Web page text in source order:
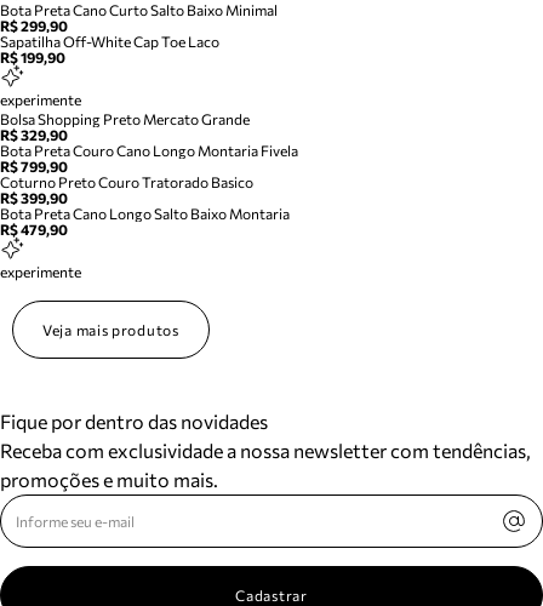
Bota Preta Cano Curto Salto Baixo Minimal
R$ 299,90
Sapatilha Off-White Cap Toe Laco
R$ 199,90
experimente
Bolsa Shopping Preto Mercato Grande
R$ 329,90
Bota Preta Couro Cano Longo Montaria Fivela
R$ 799,90
Coturno Preto Couro Tratorado Basico
R$ 399,90
Bota Preta Cano Longo Salto Baixo Montaria
R$ 479,90
experimente
Veja mais produtos
Fique por dentro das novidades
Receba com exclusividade a nossa newsletter com tendências,
promoções e muito mais.
Cadastrar